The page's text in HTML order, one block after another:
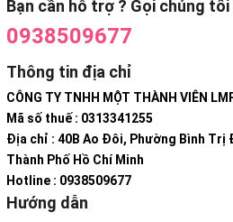
Bạn cần hỗ trợ ? Gọi chúng
0938509677
Thông tin địa chỉ
CÔNG TY TNHH MỘT THÀNH VIÊN
Mã số thuế : 0313341255
Địa chỉ : 40B Ao Đôi, Phường Bình Trị
Thành Phố Hồ Chí Minh
Hotline : 0938509677
Hướng dẫn